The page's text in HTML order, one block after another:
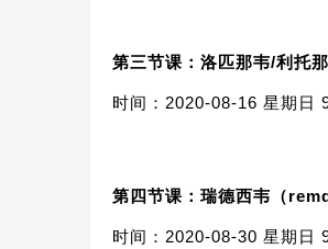
第三节课： 洛匹那韦/利托
时间：2020-08-16 星期日
第四节课： 瑞德西韦（
时间：2020-08-30 星期日